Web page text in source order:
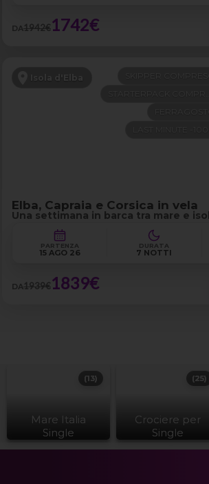
DA1942€1742€
Isola d'Elba
Elba, Capraia e Corsica in vela
Una settimana in barca tra mare e
PARTENZA
15 AGO 26
DURATA
7 NOTTI
DA1939€1839€
Mare Italia
Single
(13)
Crociere per
Single
(25)